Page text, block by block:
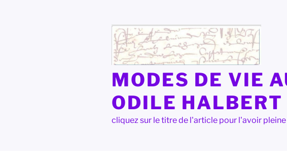
MODES DE VIE
ODILE HALBERT
cliquez sur le titre de l'article pour l'avoir